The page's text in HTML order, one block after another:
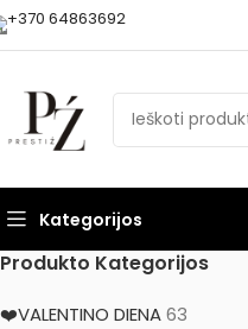
+370 64863692
Kategorijos
Produkto Kategorijos
❤️VALENTINO DIENA63